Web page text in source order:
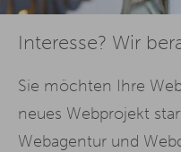
Interesse? Wir
Sie möchten Ihre
neues Webprojekt
Webagentur und